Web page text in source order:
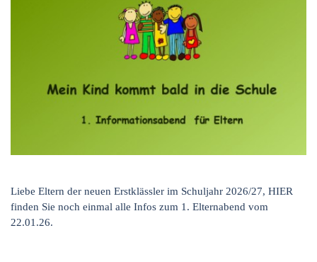
Liebe Eltern der neuen Erstklässler im Schuljahr 2026/27, HIER
finden Sie noch einmal alle Infos zum 1. Elternabend vom
22.01.26.